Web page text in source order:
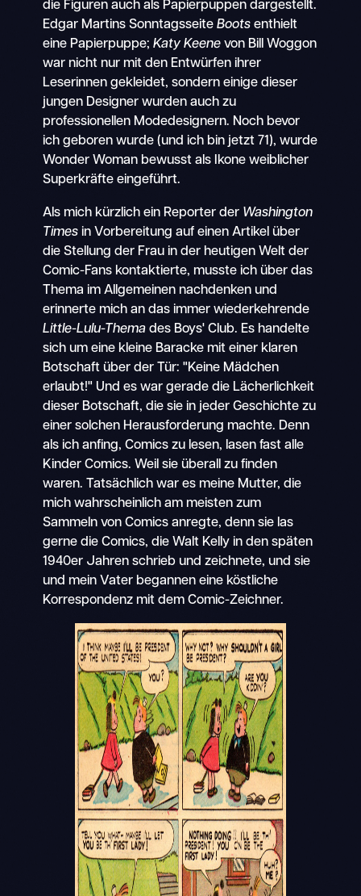
die Figuren auch als Papierpuppen dargestellt.
Edgar Martins Sonntagsseite Bootsenthielt
eine Papierpuppe; Katy Keenevon Bill Woggon
war nicht nur mit den Entwürfen ihrer
Leserinnen gekleidet, sondern einige dieser
jungen Designer wurden auch zu
professionellen Modedesignern. Noch bevor
ich geboren wurde (und ich bin jetzt 71), wurde
Wonder Woman bewusst als Ikone weiblicher
Superkräfte eingeführt.
Als mich kürzlich ein Reporter der Washington
Timesin Vorbereitung auf einen Artikel über
die Stellung der Frau in der heutigen Welt der
Comic-Fans kontaktierte, musste ich über das
Thema im Allgemeinen nachdenken und
erinnerte mich an das immer wiederkehrende
Little-Lulu-Themades Boys' Club. Es handelte
sich um eine kleine Baracke mit einer klaren
Botschaft über der Tür: "Keine Mädchen
erlaubt!" Und es war gerade die Lächerlichkeit
dieser Botschaft, die sie in jeder Geschichte zu
einer solchen Herausforderung machte. Denn
als ich anfing, Comics zu lesen, lasen fast alle
Kinder Comics. Weil sie überall zu finden
waren. Tatsächlich war es meine Mutter, die
mich wahrscheinlich am meisten zum
Sammeln von Comics anregte, denn sie las
gerne die Comics, die Walt Kelly in den späten
1940er Jahren schrieb und zeichnete, und sie
und mein Vater begannen eine köstliche
Korrespondenz mit dem Comic-Zeichner.